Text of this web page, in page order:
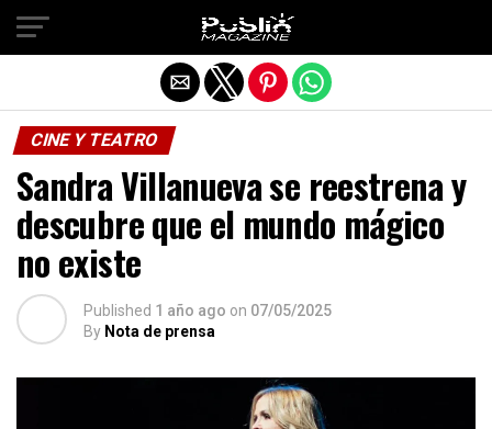
CINE Y TEATRO
Sandra Villanueva se reestrena y
descubre que el mundo mágico
no existe
Published 1 año ago on 07/05/2025
By Nota de prensa
Salir de la versión móvil